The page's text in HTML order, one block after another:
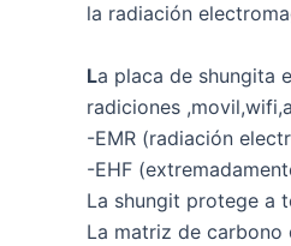
la radiación
La placa de shungita
radiciones
-EMR (radiación
-EHF
La shungit protege a
La matriz de